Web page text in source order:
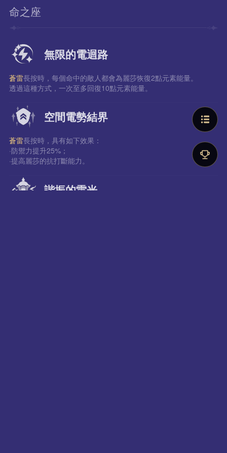
命之座
無限的電迴路
蒼雷長按時，每個命中的敵人都會為麗莎恢復2點元素能量。
透過這種方式，一次至多回復10點元素能量。
空間電勢結界
蒼雷長按時，具有如下效果：
·防禦力提升25%；
·提高麗莎的抗打斷能力。
諧振的雷光